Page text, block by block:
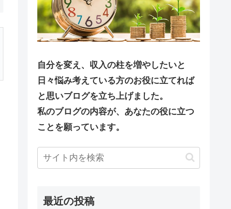
自分を変え、収入の柱を増やしたいと
日々悩み考えている方のお役に立てれば
と思いブログを立ち上げました。
私のブログの内容が、あなたの役に立つ
ことを願っています。
最近の投稿